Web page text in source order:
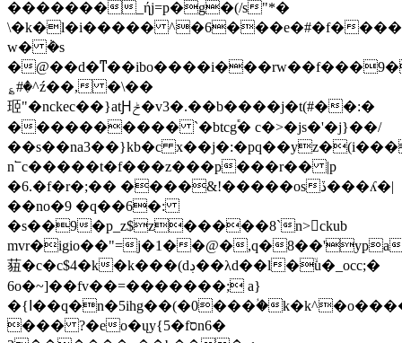
�������_ήj=p�g�(/s"*�
\�k�l�i����� ^�6���e�#�f�
w� ݃�s
�
؏#�^ź��, �\��
㺿"�nckec��}atԨݲ�v3�.��b����j�t(#��:�
���������� `�btcg֕� c�>�js�'�j}��/
��s��na3��}kb�c
n՟c�����t�f���z���p���r�� |p
�6.�f�r�;�� ����&!�����osڏ���ʎ�|
��no�9 �q��6�:
�s��9�p_z$z�����8`n>ckub
mvr�igio��"=j�1��@�,q�
莥�c�c$4�k�k���(dڊ��λd��l�ۙu�_occ;�
6o�~]��fv��=�������; a}
�{ߊ��q�n�5ihg��(�0���ؙ�k�k^�o��������
��� ?�eo�ųy{5�fסn6�